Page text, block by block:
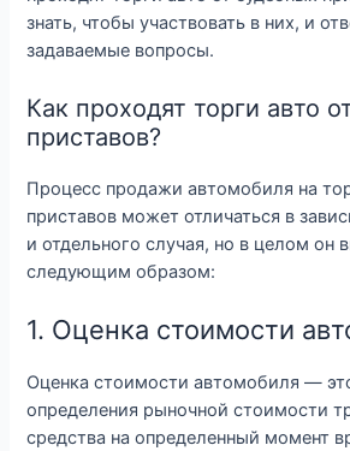
знать, чтобы участвовать в них, и
задаваемые вопросы.
Как проходят торги авто
приставов?
Процесс продажи автомобиля на
приставов может отличаться в
и отдельного случая, но в целом он
следующим образом:
1. Оценка стоимости
Оценка стоимости автомобиля —
определения рыночной стоимости
средства на определенный момент